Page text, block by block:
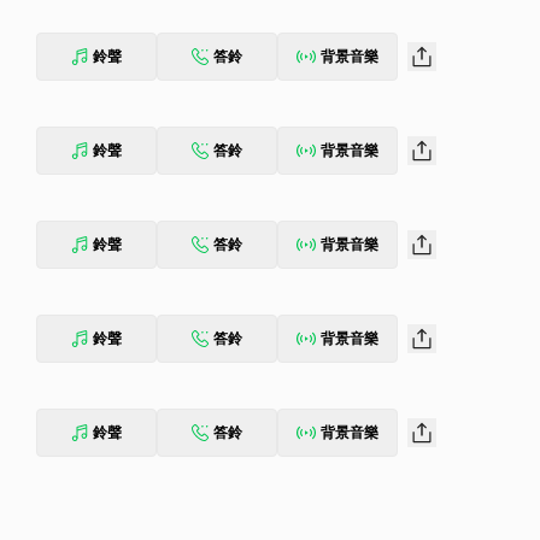
鈴聲 答鈴 背景音樂
鈴聲 答鈴 背景音樂
鈴聲 答鈴 背景音樂
鈴聲 答鈴 背景音樂
鈴聲 答鈴 背景音樂